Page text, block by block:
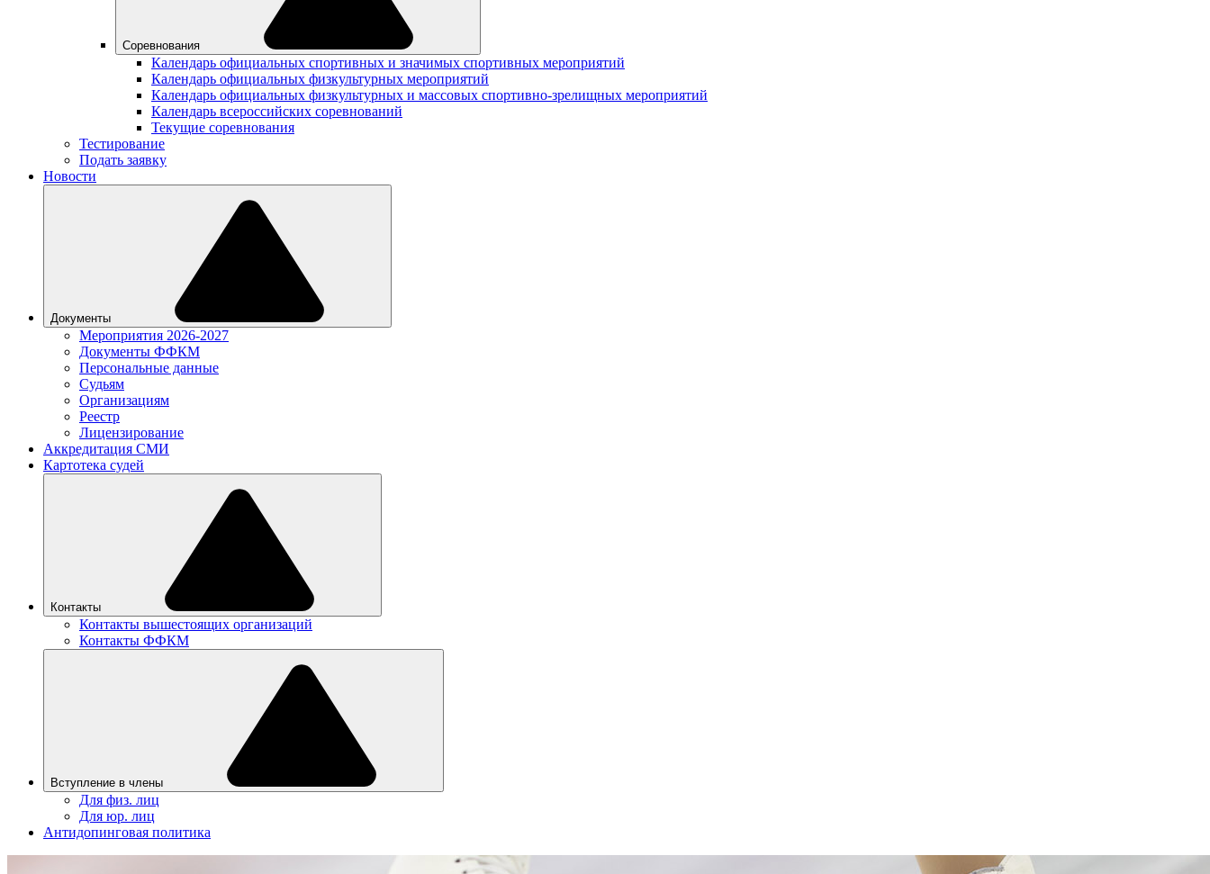
Соревнования
Календарь официальных спортивных и значимых спортивных мероприятий
Календарь официальных физкультурных мероприятий
Календарь официальных физкультурных и массовых спортивно-зрелищных мероприятий
Календарь всероссийских соревнований
Текущие соревнования
Тестирование
Подать заявку
Новости
Документы
Мероприятия 2026-2027
Документы ФФКМ
Персональные данные
Судьям
Организациям
Реестр
Лицензирование
Аккредитация СМИ
Картотека судей
Контакты
Контакты вышестоящих организаций
Контакты ФФКМ
Вступление в члены
Для физ. лиц
Для юр. лиц
Антидопинговая политика